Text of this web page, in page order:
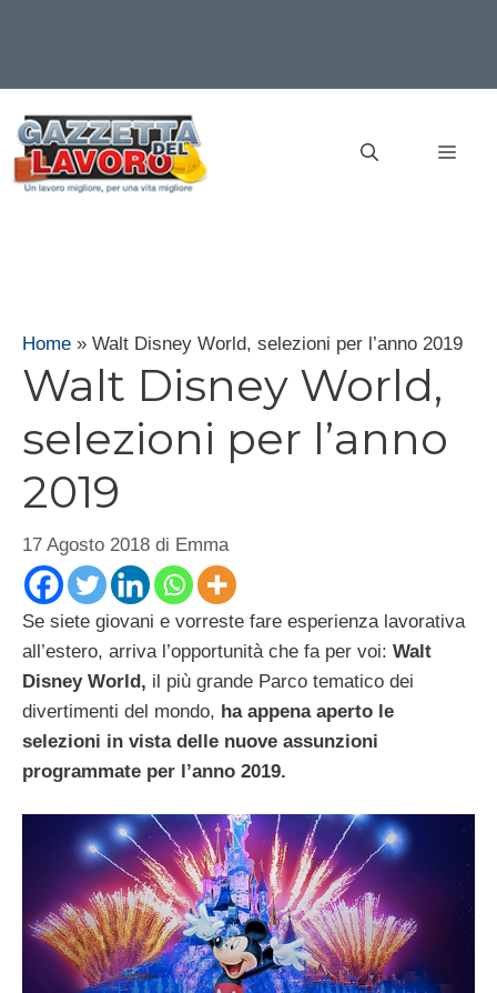
contenuto
Home » Walt Disney World, selezioni per l’anno 2019
Walt Disney World,
selezioni per l’anno
2019
17 Agosto 2018 di Emma
Se siete giovani e vorreste fare esperienza lavorativa
all’estero, arriva l’opportunità che fa per voi: Walt
Disney World, il più grande Parco tematico dei
divertimenti del mondo, ha appena aperto le
selezioni in vista delle nuove assunzioni
programmate per l’anno 2019.